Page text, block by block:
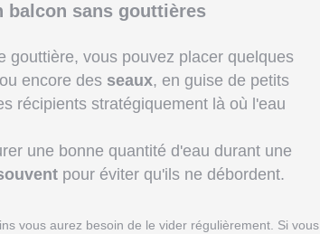
balcon sans gouttières
gouttière, vous pouvez placer quelques
encore des seaux, en guise de petits
récipients stratégiquement là où l'eau
une bonne quantité d'eau durant une
pour éviter qu'ils ne débordent.
vous aurez besoin de le vider régulièrement. Si vous